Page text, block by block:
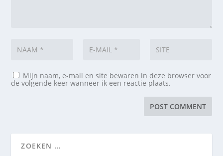
Mijn naam, e-mail en site bewaren in deze browser voor
de volgende keer wanneer ik een reactie plaats.